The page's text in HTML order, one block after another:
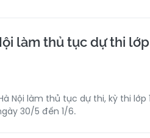
làm thủ tục dự thi
Nội làm thủ tục dự thi, kỳ thi lớp
30/5 đến 1/6.